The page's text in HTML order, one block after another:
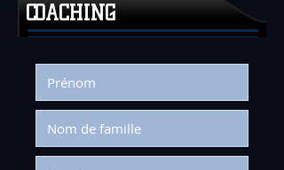
COACHING